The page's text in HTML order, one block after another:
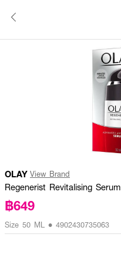
OLAY View Brand
Regenerist Revitalising Serum
฿649
Size 50 ML • 4902430735063